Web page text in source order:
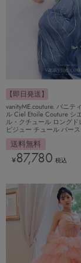
【即日発送】
vanityME.couture. バニテ
ル Ciel Etoile Couture シ
ル・クチュール ロング
ビジュー チュール バー
送料無料
¥87,780 税込